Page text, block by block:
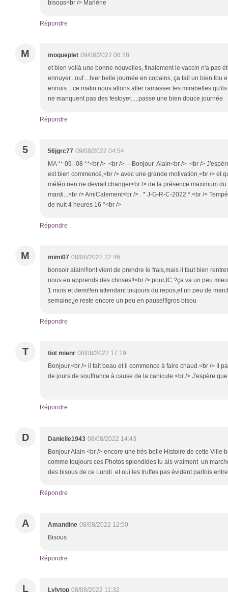
bisous<br /> Marlène
Répondre
M moqueplet 09/08/2022 06:28
et bien voilà une bonne nouvelles, finalement le vaccin n'a pas
ennuyer...ouf....hier belle journée en copains, ça fait un bien fou
ennuis....ce matin nous allons aller ramasser les mirabelles
ne manquent pas des festoyer.....passe une bien douce journée
Répondre
5 56jgrc77 09/08/2022 04:54
MA ** 09--08 **<br /> <br /> ---Bonjour Alain<br /> <br />
est bien commencé,<br /> avec une grande motivation,<br /> et
météo rien ne devrait changer<br /> de la présence maximum
mardi...<br /> AmiCalement<br /> . * J-G-R-C-2022 *.<br />
de nuit 4 heures 16 °<br />
Répondre
M mimi07 08/08/2022 22:46
bonsoir alain!!!ont vient de prendre le frais,mais il faut bien
nous en apprends des choses!!<br /> pourJC ?ça va un peu
1 mois et demi!!en attendant toujours du repos,et un peu de
semaine,je reste encore un peu en pause!!!gros bisou
Répondre
T tiot mienr 08/08/2022 17:19
Bonjour,<br /> il fait beau et il commence à faire chaud.<br /> Il
de jours de souffrance à cause de la canicule.<br /> J'espère
Répondre
D Danielle1943 08/08/2022 14:43
Bonjour Alain <br /> encore une très belle Histoire de cette Ville
comme toujours ces Photos splendides tu ais vraiment un
des bisous de ce Lundi et oui les truffes pas évident parfois
Répondre
A Amandine 08/08/2022 12:50
Bisous
Répondre
L Lylytop 08/08/2022 11:32